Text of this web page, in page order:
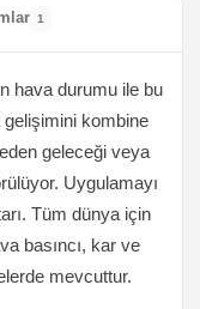
1
hava durumu ile bu
kombine
geleceği veya
Uygulamayı
Tüm dünya için
basıncı, kar ve
mevcuttur.